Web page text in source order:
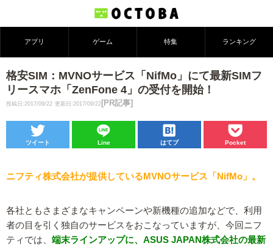
アプリ ゲーム 特集 ランキング
格安SIM：MVNOサービス「NifMo」にて最新SIMフ
リースマホ「ZenFone 4」の受付を開始！
投稿日:2017/09/22 更新日:2017/09/22 [PR記事]
ツイート Line はてブ Pocket
ニフティ株式会社が提供しているMVNOサービス「NifMo」。
各社ともさまざまなキャンペーンや新機種の追加などで、利用
者の目を引く独自のサービスをおこなっていますが、今回ニフ
ティでは、 端末ラインアップに、ASUS JAPAN株式会社の最新